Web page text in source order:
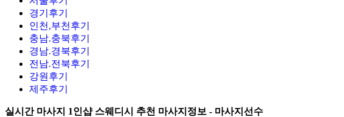
경기후기
인천,부천후기
충남.충북후기
경남.경북후기
전남.전북후기
강원후기
제주후기
실시간 마사지 1인샵 스웨디시 추천 마사지정보 - 마사지선수